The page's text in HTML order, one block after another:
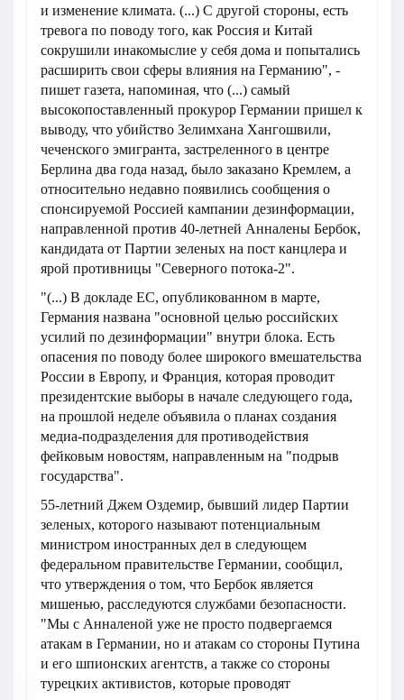
и изменение климата. (...) С другой стороны, есть
тревога по поводу того, как Россия и Китай
сокрушили инакомыслие у себя дома и попытались
расширить свои сферы влияния на Германию", -
пишет газета, напоминая, что (...) самый
высокопоставленный прокурор Германии пришел к
выводу, что убийство Зелимхана Хангошвили,
чеченского эмигранта, застреленного в центре
Берлина два года назад, было заказано Кремлем, а
относительно недавно появились сообщения о
спонсируемой Россией кампании дезинформации,
направленной против 40-летней Анналены Бербок,
кандидата от Партии зеленых на пост канцлера и
ярой противницы "Северного потока-2".
"(...) В докладе ЕС, опубликованном в марте,
Германия названа "основной целью российских
усилий по дезинформации" внутри блока. Есть
опасения по поводу более широкого вмешательства
России в Европу, и Франция, которая проводит
президентские выборы в начале следующего года,
на прошлой неделе объявила о планах создания
медиа-подразделения для противодействия
фейковым новостям, направленным на "подрыв
государства".
55-летний Джем Оздемир, бывший лидер Партии
зеленых, которого называют потенциальным
министром иностранных дел в следующем
федеральном правительстве Германии, сообщил,
что утверждения о том, что Бербок является
мишенью, расследуются службами безопасности.
"Мы с Анналеной уже не просто подвергаемся
атакам в Германии, но и атакам со стороны Путина
и его шпионских агентств, а также со стороны
турецких активистов, которые проводят